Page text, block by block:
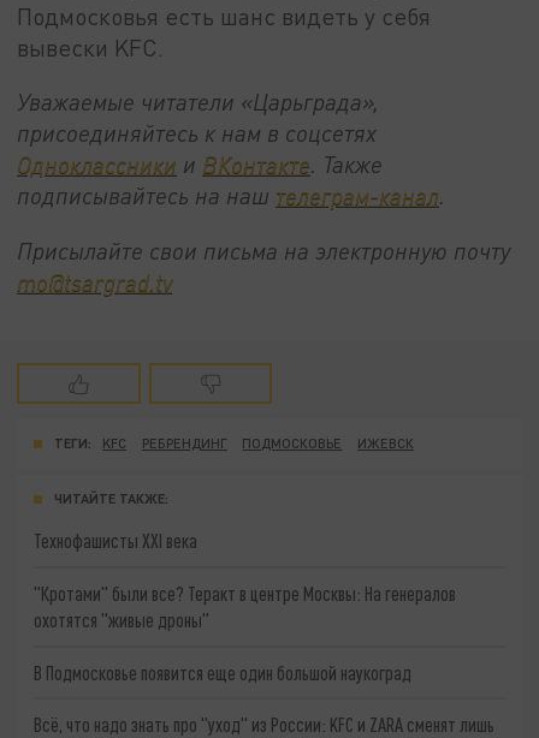
Подмосковья есть шанс видеть у себя
вывески KFC.
Уважаемые читатели «Царьграда»,
присоединяйтесь к нам в соцсетях
Одноклассники и ВКонтакте. Также
подписывайтесь на наш телеграм-канал.
Присылайте свои письма на электронную почту
mo@tsargrad.tv
ТЕГИ: KFC РЕБРЕНДИНГ ПОДМОСКОВЬЕ ИЖЕВСК
ЧИТАЙТЕ ТАКЖЕ:
Технофашисты XXI века
"Кротами" были все? Теракт в центре Москвы: На генералов
охотятся "живые дроны"
В Подмосковье появится еще один большой наукоград
Всё, что надо знать про "уход" из России: KFC и ZARA сменят лишь